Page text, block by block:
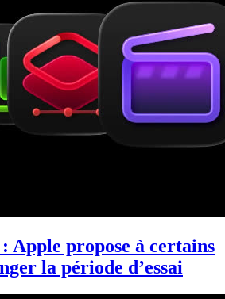
Apple propose à certains
la période d’essai